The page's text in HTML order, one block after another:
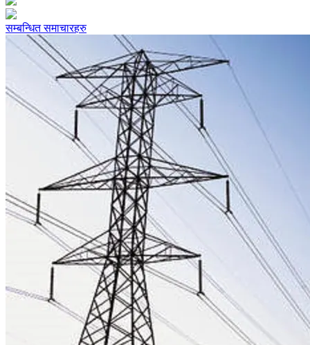
सम्बन्धित समाचारहरु